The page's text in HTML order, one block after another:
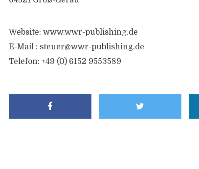
Website: www.wwr-publishing.de
E-Mail : steuer@wwr-publishing.de
Telefon: +49 (0) 6152 9553589